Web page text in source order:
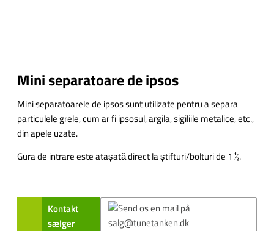
Mini separatoare de ipsos
Mini separatoarele de ipsos sunt utilizate pentru a separa
particulele grele, cum ar fi ipsosul, argila, sigiliile metalice, etc.,
din apele uzate.
Gura de intrare este atașată direct la știfturi/bolturi de 1 ½.
Kontakt
sælger